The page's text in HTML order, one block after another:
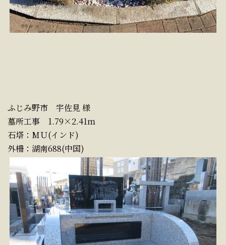
ふじみ野市 宇佐見 様
墓所工事 1.79×2.41ｍ
石塔：MＵ(インド)
外柵：湖南688(中国)